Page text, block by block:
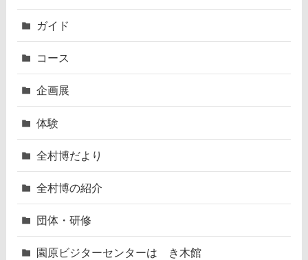
ガイド
コース
企画展
体験
全村博だより
全村博の紹介
団体・研修
園原ビジターセンターはゝき木館